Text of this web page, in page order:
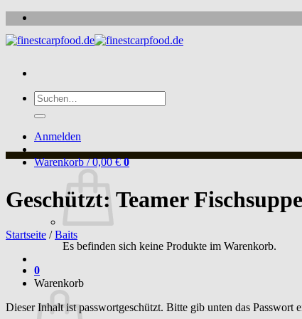
Zum
Inhalt
springen
Suche
nach:
Anmelden
Warenkorb /0,00€ 0
Es befinden sich keine Produkte im Warenkorb.
0
Warenkorb
Geschützt: Teamer
Startseite / Baits
Dieser Inhalt ist passwortgeschützt. Bitte gib unten das Passwort